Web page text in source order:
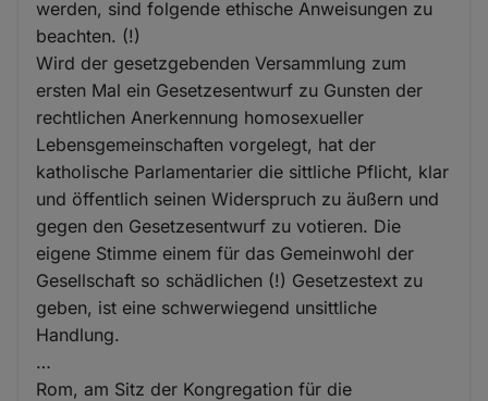
werden, sind folgende ethische Anweisungen zu
beachten. (!)
Wird der gesetzgebenden Versammlung zum
ersten Mal ein Gesetzesentwurf zu Gunsten der
rechtlichen Anerkennung homosexueller
Lebensgemeinschaften vorgelegt, hat der
katholische Parlamentarier die sittliche Pflicht, klar
und öffentlich seinen Widerspruch zu äußern und
gegen den Gesetzesentwurf zu votieren. Die
eigene Stimme einem für das Gemeinwohl der
Gesellschaft so schädlichen (!) Gesetzestext zu
geben, ist eine schwerwiegend unsittliche
Handlung.
…
Rom, am Sitz der Kongregation für die